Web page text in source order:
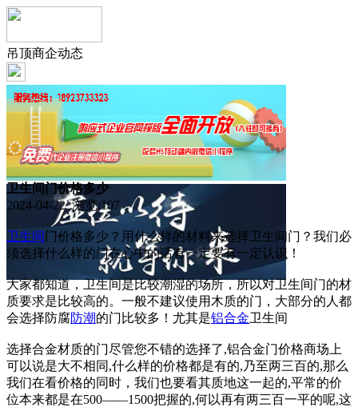
吊顶商企动态
卫生间门价格多少
2024-04-22 浏览:107
卫生间门价格多少？用什么样的材料来选择卫生间门？我们必
须选择什么样的门在心中的话有一定要有一定认识！
大家都知道，卫生间是比较潮湿的场所，所以对卫生间门的材
质要求是比较高的。一般不建议使用木质的门，大部分的人都
会选择防腐防潮的门比较多！尤其是铝合金卫生间
选择合金材质的门尽管您不错的选择了,铝合金门价格商场上
可以说是大不相同,什么样的价格都是有的,乃至两三百的,那么
我们在看价格的同时，我们也要看其质地这一起的,平常的价
位本来都是在500——1500把握的,何以再有两三百一平的呢,这